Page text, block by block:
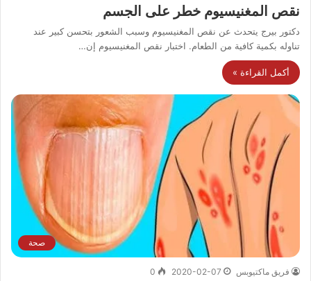
نقص المغنيسيوم خطر على الجسم
دكتور بيرج يتحدث عن نقص المغنيسيوم وسبب الشعور بتحسن كبير عند
تناوله بكمية كافية من الطعام. اختبار نقص المغنيسيوم إن…
أكمل القراءة »
صحة
فريق ماكتيوبس 2020-02-07
0